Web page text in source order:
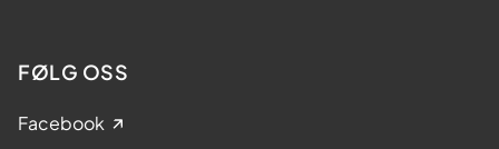
FØLG OSS
Facebook